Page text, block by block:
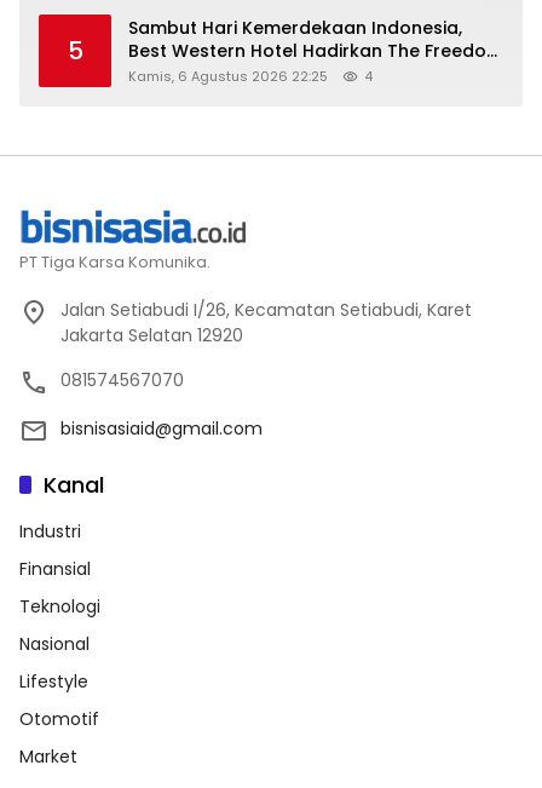
5
Sambut Hari Kemerdekaan Indonesia,
Best Western Hotel Hadirkan The Freedom
Stay Diskon Hingga 45%
Kamis, 6 Agustus 2026 22:25 4
PT Tiga Karsa Komunika.
Jalan Setiabudi I/26, Kecamatan Setiabudi, Karet
Jakarta Selatan 12920
081574567070
bisnisasiaid@gmail.com
Kanal
Industri
Finansial
Teknologi
Nasional
Lifestyle
Otomotif
Market